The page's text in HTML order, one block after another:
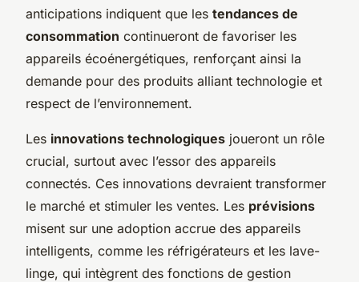
anticipations indiquent que les tendances de
consommation continueront de favoriser les
appareils écoénergétiques, renforçant ainsi la
demande pour des produits alliant technologie et
respect de l’environnement.
Les innovations technologiques joueront un rôle
crucial, surtout avec l’essor des appareils
connectés. Ces innovations devraient transformer
le marché et stimuler les ventes. Les prévisions
misent sur une adoption accrue des appareils
intelligents, comme les réfrigérateurs et les lave-
linge, qui intègrent des fonctions de gestion